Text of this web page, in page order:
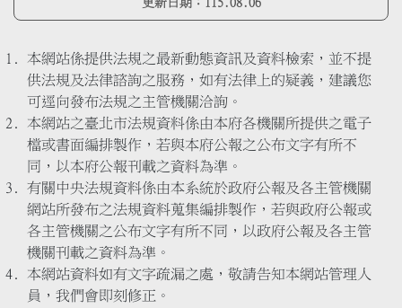
本網站係提供法規之最新動態資訊及資料檢索，並不提
供法規及法律諮詢之服務，如有法律上的疑義，建議您
可逕向發布法規之主管機關洽詢。
本網站之臺北市法規資料係由本府各機關所提供之電子
檔或書面編排製作，若與本府公報之公布文字有所不
同，以本府公報刊載之資料為準。
有關中央法規資料係由本系統於政府公報及各主管機關
網站所發布之法規資料蒐集編排製作，若與政府公報或
各主管機關之公布文字有所不同，以政府公報及各主管
機關刊載之資料為準。
本網站資料如有文字疏漏之處，敬請告知本網站管理人
員，我們會即刻修正。